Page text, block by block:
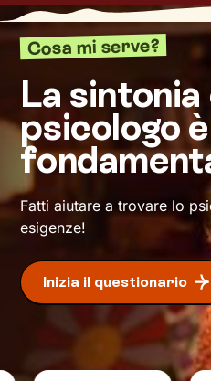
fondamentale per
e come farlo. Nello
accoglienza che si
rileggere la tua realtà
inediti che ti
con attitudine ed
Cosa mi serve?
La
psicologo è
Fatti aiutare a trovare lo
esigenze!
Inizia il questionario